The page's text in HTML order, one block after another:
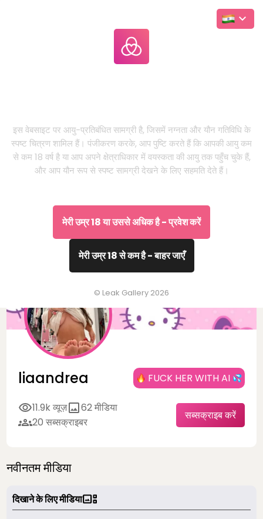
liaandrea FUCK HER WITH AI
11.9k व्यूज़
62 मीडिया
20 सब्सक्राइबर
सब्सक्राइब करें
नवीनतम मीडिया
दिखाने के लिए मीडिया
इस वेबसाइट पर आयु-प्रतिबंधित सामग्री है, जिसमें नग्नता और यौन गतिविधि के
स्पष्ट चित्रण शामिल हैं। पंजीकरण करके, आप पुष्टि करते हैं कि आपकी आयु कम
से कम 18 वर्ष है या आप अपने क्षेत्राधिकार में वयस्कता की आयु तक पहुँच चुके हैं,
और आप यौन रूप से स्पष्ट सामग्री देखने के लिए सहमति देते हैं।
मेरी उम्र 18 या उससे अधिक है - प्रवेश करें
मेरी उम्र 18 से कम है - बाहर जाएँ
© Leak Gallery 2026